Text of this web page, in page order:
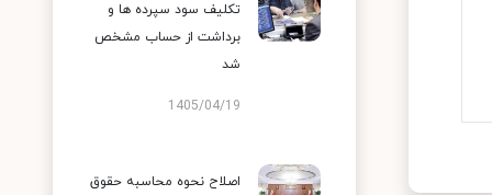
تکلیف سود سپرده ها و
برداشت از حساب مشخص
شد
1405/04/19
اصلاح نحوه محاسبه حقوق